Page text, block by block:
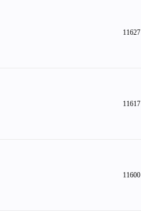
11627
11617
11600